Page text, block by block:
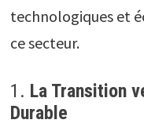
technologiques et
ce secteur.
1. La Transition
Durable